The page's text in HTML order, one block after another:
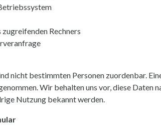
Rechners
nicht bestimmten Personen zuordenbar.
Wir behalten uns vor, diese Daten
Nutzung bekannt werden.